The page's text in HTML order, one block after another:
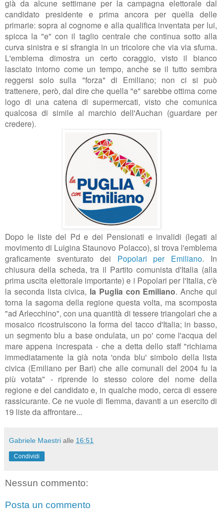
già da alcune settimane per la campagna elettorale dal
candidato presidente e prima ancora per quella delle
primarie: sopra al cognome e alla qualifica inventata per lui,
spicca la "e" con il taglio centrale che continua sotto alla
curva sinistra e si sfrangia in un tricolore che via via sfuma.
L'emblema dimostra un certo coraggio, visto il bianco
lasciato intorno come un tempo, anche se il tutto sembra
reggersi solo sulla "forza" di Emiliano; non ci si può
trattenere, però, dal dire che quella "e" sarebbe ottima come
logo di una catena di supermercati, visto che comunica
qualcosa di simile al marchio dell'Auchan (guardare per
credere).
Dopo le liste del Pd e dei Pensionati e invalidi (legati al
movimento di Luigina Staunovo Polacco), si trova l'emblema
graficamente sventurato dei Popolari per Emiliano. In
chiusura della scheda, tra il Partito comunista d'Italia (alla
prima uscita elettorale importante) e i Popolari per l'Italia, c'è
la seconda lista civica, la Puglia con Emiliano. Anche qui
torna la sagoma della regione questa volta, ma scomposta
"ad Arlecchino", con una quantità di tessere triangolari che a
mosaico ricostruiscono la forma del tacco d'Italia; in basso,
un segmento blu a base ondulata, un po' come l'acqua del
mare appena increspata - che a detta dello staff "richiama
immediatamente la già nota 'onda blu' simbolo della lista
civica (Emiliano per Bari) che alle comunali del 2004 fu la
più votata" - riprende lo stesso colore del nome della
regione e del candidato e, in qualche modo, cerca di essere
rassicurante. Ce ne vuole di flemma, davanti a un esercito di
19 liste da affrontare...
Gabriele Maestri alle 16:51
Condividi
Nessun commento:
Posta un commento